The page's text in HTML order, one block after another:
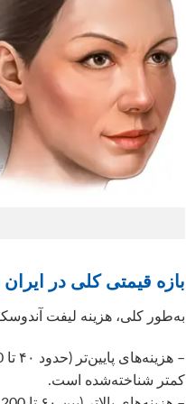
بازه قیمتی کلی در ایران (تا
به‌طور کلی، هزینه لیفت
کمتر شناخته‌شده است.